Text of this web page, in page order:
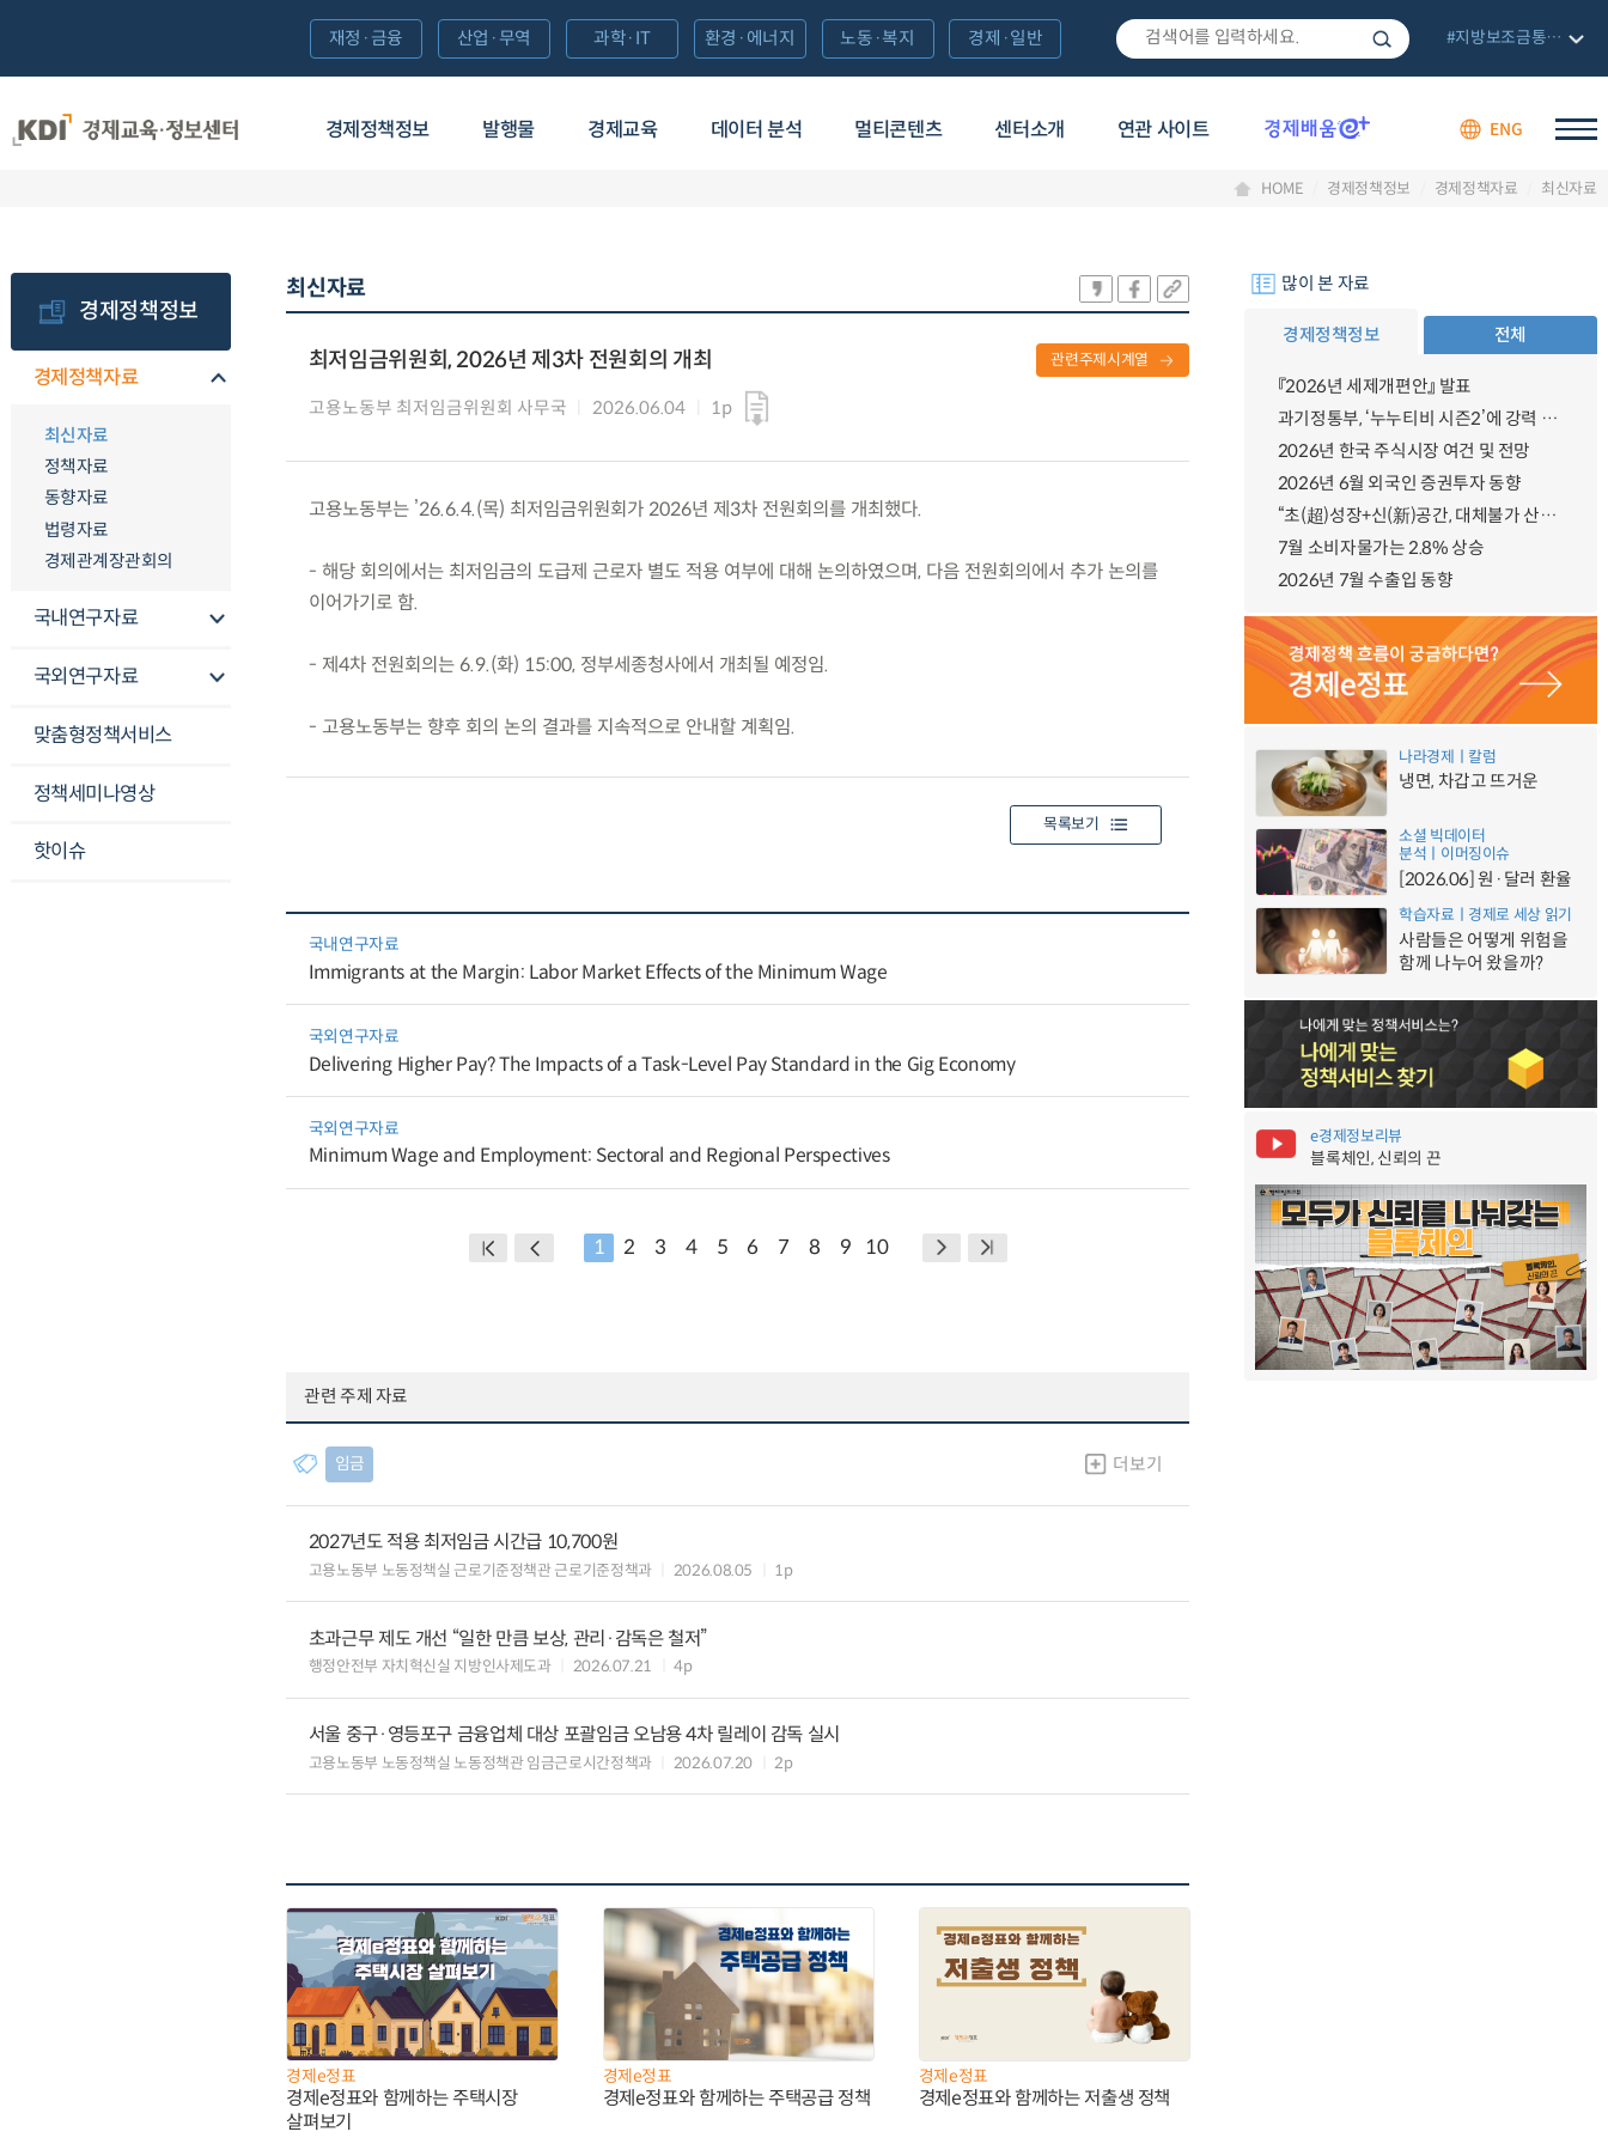
경제정책정보 발행물 경제교육 데이터 분석 멀티콘텐츠 센터소개 연관 사이트 ENG
재정·금융 산업·무역 과학·IT 환경·에너지 노동·복지 경제·일반 #지방보조금통합관리망
HOME 경제정책정보 경제정책자료 최신자료
경제정책정보
경제정책자료
최신자료
정책자료
동향자료
법령자료
경제관계장관회의
국내연구자료
국외연구자료
맞춤형정책서비스
정책세미나영상
핫이슈
최신자료
최저임금위원회, 2026년 제3차 전원회의 개최
고용노동부 최저임금위원회 사무국 2026.06.04 1p
관련주제시계열
고용노동부는 ’26.6.4.(목) 최저임금위원회가 2026년 제3차 전원회의를 개최했다.
- 해당 회의에서는 최저임금의 도급제 근로자 별도 적용 여부에 대해 논의하였으며, 다음 전원회의에서 추가 논의를
이어가기로 함.
- 제4차 전원회의는 6.9.(화) 15:00, 정부세종청사에서 개최될 예정임.
- 고용노동부는 향후 회의 논의 결과를 지속적으로 안내할 계획임.
목록보기
국내연구자료
Immigrants at the Margin: Labor Market Effects of the Minimum Wage
국외연구자료
Delivering Higher Pay? The Impacts of a Task-Level Pay Standard in the Gig Economy
국외연구자료
Minimum Wage and Employment: Sectoral and Regional Perspectives
1 2 3 4 5 6 7 8 9 10
관련 주제 자료
임금 더보기
2027년도 적용 최저임금 시간급 10,700원
고용노동부 노동정책실 근로기준정책관 근로기준정책과 2026.08.05 1p
초과근무 제도 개선 “일한 만큼 보상, 관리·감독은 철저”
행정안전부 자치혁신실 지방인사제도과 2026.07.21 4p
서울 중구·영등포구 금융업체 대상 포괄임금 오남용 4차 릴레이 감독 실시
고용노동부 노동정책실 노동정책관 임금근로시간정책과 2026.07.20 2p
경제e정표
경제e정표와 함께하는 주택시장
살펴보기
경제e정표
경제e정표와 함께하는 주택공급 정책
경제e정표
경제e정표와 함께하는 저출생 정책
많이 본 자료
경제정책정보 전체
『2026년 세제개편안』 발표
과기정통부, ‘누누티비 시즌2’에 강력 대응 의지 밝혀
2026년 한국 주식시장 여건 및 전망
2026년 6월 외국인 증권투자 동향
“초(超)성장+신(新)공간, 대체불가 산업강국”
7월 소비자물가는 2.8% 상승
2026년 7월 수출입 동향
나라경제ㅣ칼럼
냉면, 차갑고 뜨거운
소셜 빅데이터
분석ㅣ이머징이슈
[2026.06] 원·달러 환율
학습자료ㅣ경제로 세상 읽기
사람들은 어떻게 위험을
함께 나누어 왔을까?
e경제정보리뷰
블록체인, 신뢰의 끈